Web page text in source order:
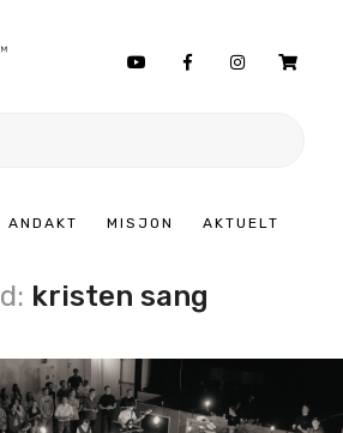
ANDAKT MISJON AKTUELT
kristen sang